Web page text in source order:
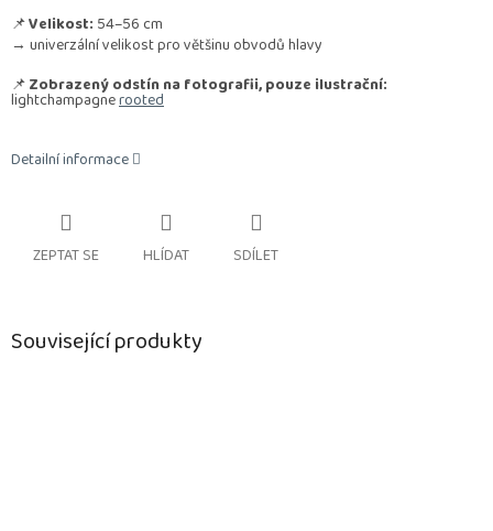
📌Velikost: 54–56 cm
→ univerzální velikost pro většinu obvodů hlavy
📌Zobrazený odstín na fotografii, pouze ilustrační:
lightchampagnerooted
Detailní informace
ZEPTAT SE HLÍDAT SDÍLET
Související produkty